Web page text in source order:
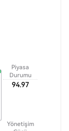
Yönetişim
Piyasa
Durumu
94.97